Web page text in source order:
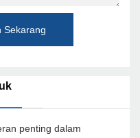
Sekarang
penting dalam